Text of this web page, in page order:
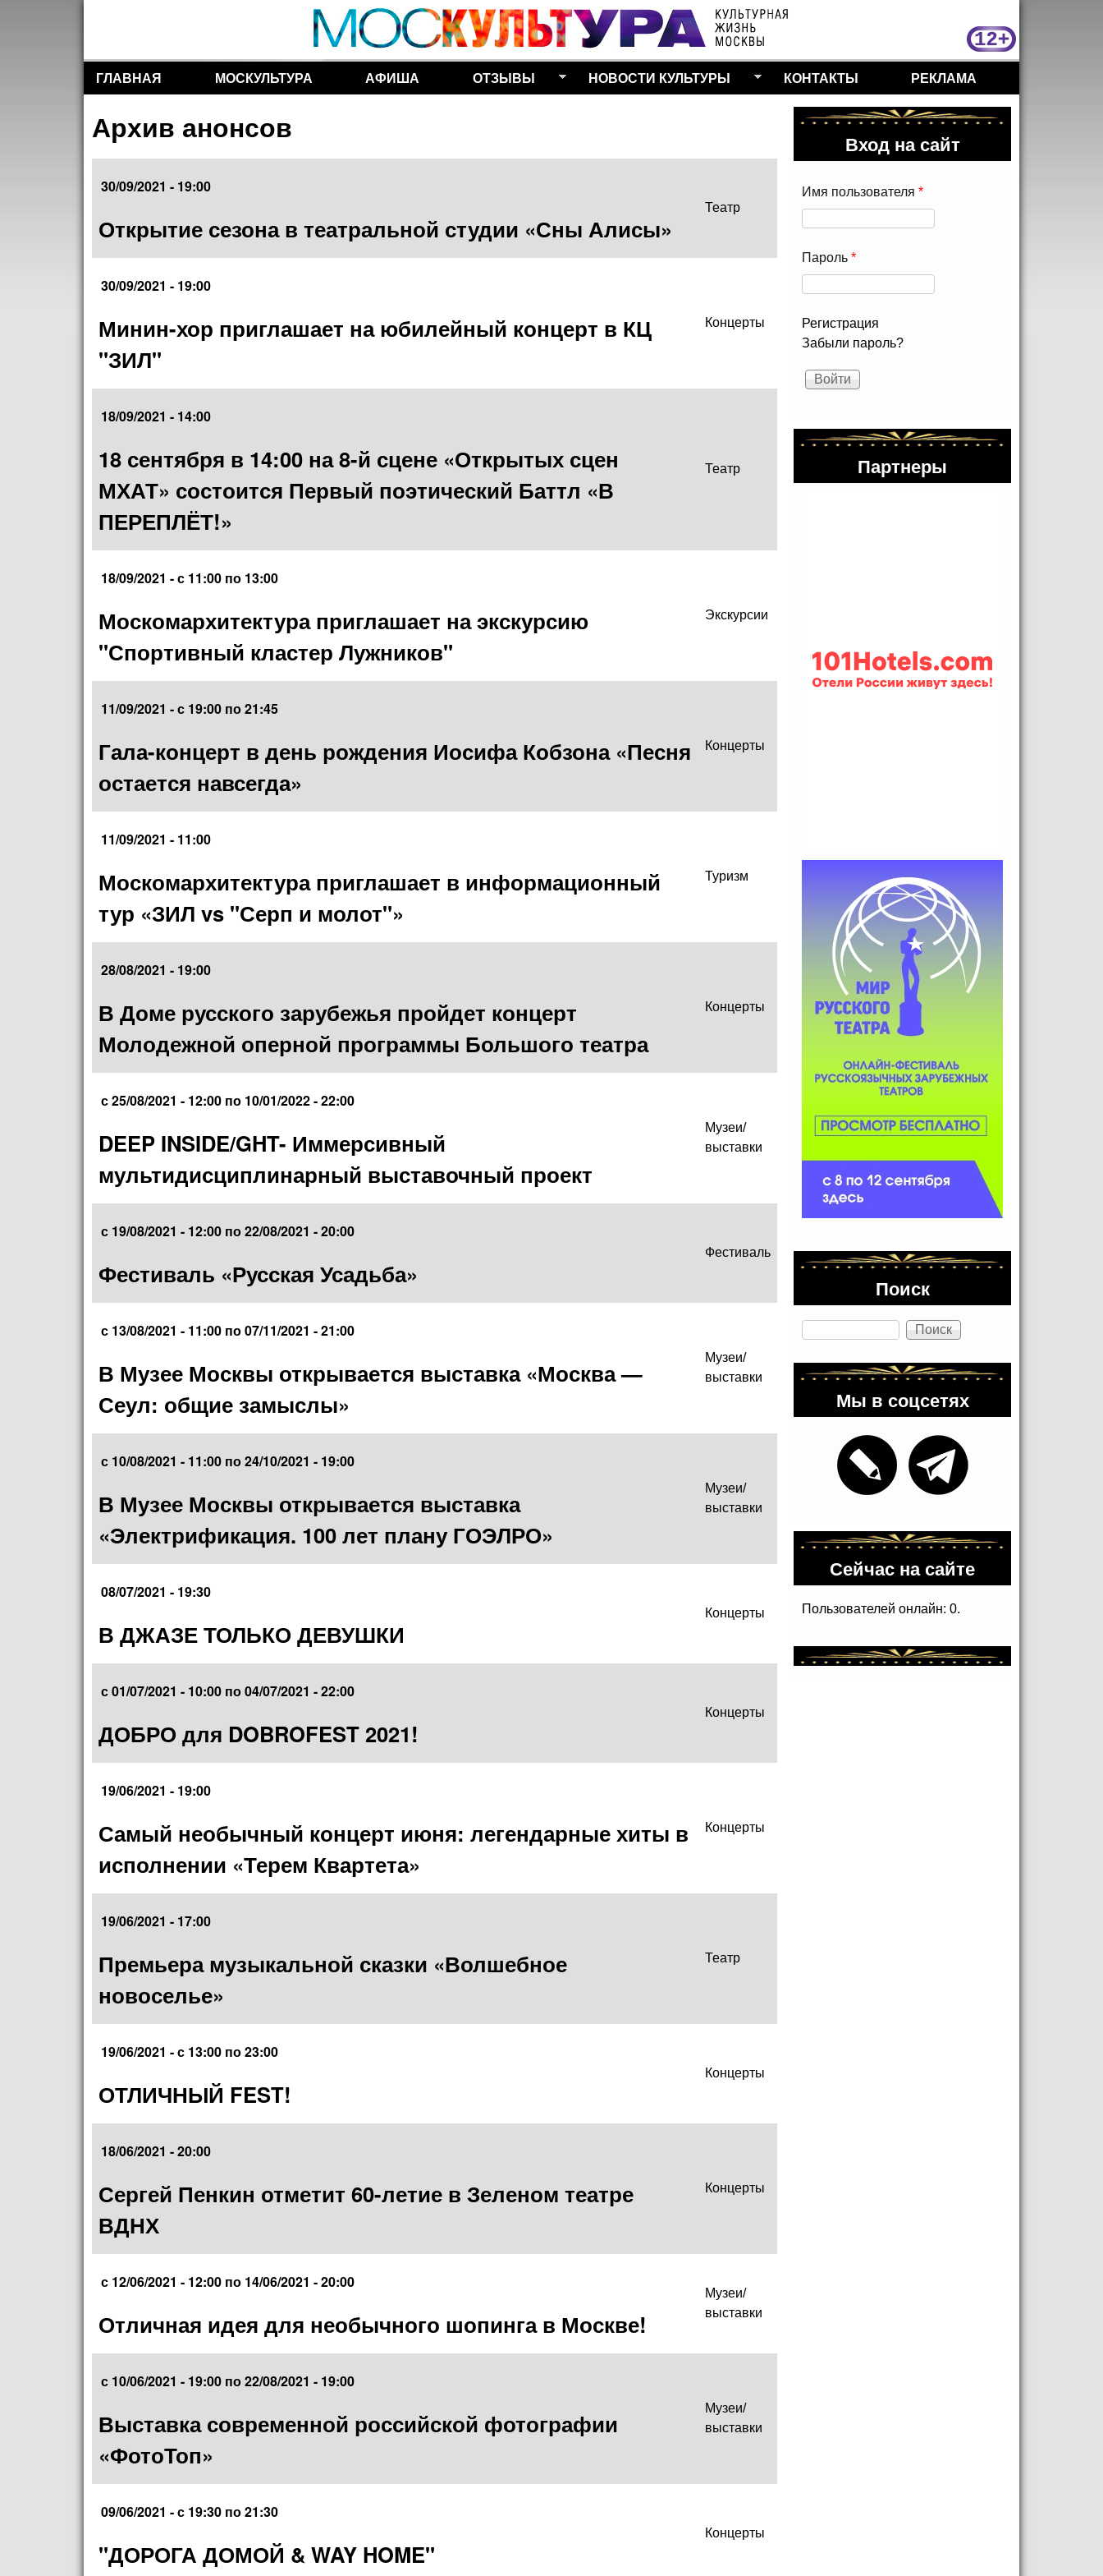
Перейти к основному
содержанию
Разделы сайта
ГЛАВНАЯ МОСКУЛЬТУРА АФИША ОТЗЫВЫ НОВОСТИ КУЛЬТУРЫ КОНТАКТЫ РЕКЛАМА
Архив анонсов
30/09/2021 - 19:00
Открытие сезона в театральной студии «Сны Алисы»
Театр
30/09/2021 - 19:00
Минин-хор приглашает на юбилейный концерт в КЦ
"ЗИЛ"
Концерты
18/09/2021 - 14:00
18 сентября в 14:00 на 8-й сцене «Открытых сцен
МХАТ» состоится Первый поэтический Баттл «В
ПЕРЕПЛЁТ!»
Театр
18/09/2021 -с 11:00 по 13:00
Москомархитектура приглашает на экскурсию
"Спортивный кластер Лужников"
Экскурсии
11/09/2021 -с 19:00 по21:45
Гала-концерт в день рождения Иосифа Кобзона «Песня
остается навсегда»
Концерты
11/09/2021 - 11:00
Москомархитектура приглашает в информационный
тур «ЗИЛ vs "Серп и молот"»
Туризм
28/08/2021 - 19:00
В Доме русского зарубежья пройдет концерт
Молодежной оперной программы Большого театра
Концерты
с25/08/2021 - 12:00 по 10/01/2022 - 22:00
DEEP INSIDE/GHT- Иммерсивный
мультидисциплинарный выставочный проект
Музеи/
выставки
с 19/08/2021 - 12:00 по22/08/2021 - 20:00
Фестиваль «Русская Усадьба»
Фестиваль
с 13/08/2021 - 11:00 по07/11/2021 - 21:00
В Музее Москвы открывается выставка «Москва —
Сеул: общие замыслы»
Музеи/
выставки
с 10/08/2021 - 11:00 по24/10/2021 - 19:00
В Музее Москвы открывается выставка
«Электрификация. 100 лет плану ГОЭЛРО»
Музеи/
выставки
08/07/2021 - 19:30
В ДЖАЗЕ ТОЛЬКО ДЕВУШКИ
Концерты
с01/07/2021 - 10:00 по04/07/2021 - 22:00
ДОБРО для DOBROFEST 2021!
Концерты
19/06/2021 - 19:00
Самый необычный концерт июня: легендарные хиты в
исполнении «Терем Квартета»
Концерты
19/06/2021 - 17:00
Премьера музыкальной сказки «Волшебное
новоселье»
Театр
19/06/2021 -с 13:00 по23:00
ОТЛИЧНЫЙ FEST!
Концерты
18/06/2021 - 20:00
Сергей Пенкин отметит 60-летие в Зеленом театре
ВДНХ
Концерты
с 12/06/2021 - 12:00 по 14/06/2021 - 20:00
Отличная идея для необычного шопинга в Москве!
Музеи/
выставки
с 10/06/2021 - 19:00 по22/08/2021 - 19:00
Выставка современной российской фотографии
«ФотоТоп»
Музеи/
выставки
09/06/2021 -с 19:30 по21:30
"ДОРОГА ДОМОЙ & WAY HOME"
Концерты
Вход на сайт
Имя пользователя *
Пароль *
Регистрация
Забыли пароль?
Партнеры
Поиск
Поиск
Мы в соцсетях
Сейчас на сайте
Пользователей онлайн: 0.